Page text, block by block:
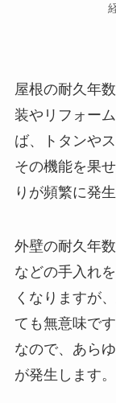
屋根の耐久年
装やリフォー
ば、トタンや
その機能を果
りが頻繁に発
外壁の耐久年
などの手入れ
くなりますが
ても無意味で
なので、あら
が発生します。